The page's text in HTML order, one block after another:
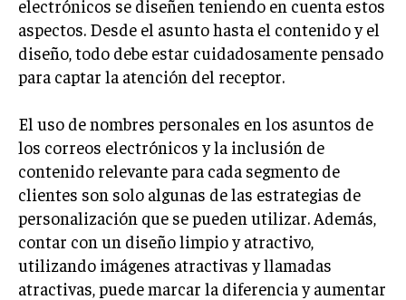
NEGOCIOS
ESTRATEGIAS DE NEGOCIOS
MARKETING B2B
FRANQUICIAS
MARKETING DE INFLUENCERS
E-COMMERCE
E-COMMERCE Y COMERCIO ELECTRÓNICO
ESTRATEGIAS DE PRICING Y GESTIÓN DE
PRECIOS
electrónicos se diseñen teniendo en cuenta estos
aspectos. Desde el asunto hasta el contenido y el
diseño, todo debe estar cuidadosamente pensado
para captar la atención del receptor.
El uso de nombres personales en los asuntos de
los correos electrónicos y la inclusión de
contenido relevante para cada segmento de
clientes son solo algunas de las estrategias de
personalización que se pueden utilizar. Además,
contar con un diseño limpio y atractivo,
utilizando imágenes atractivas y llamadas
atractivas, puede marcar la diferencia y aumentar